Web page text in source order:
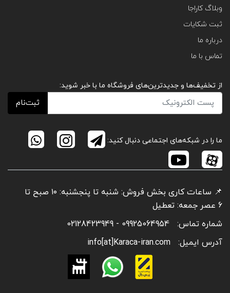
وبلاگ کاراجا
ثبت شکایات
درباره ما
تماس با ما
از تخفیف‌ها و جدیدترین‌های فروشگاه ما با خبر شوید:
ثبت‌نام
ما را در شبکه‌های اجتماعی دنبال کنید:
📌 ساعات کاری بخش فروش: شنبه تا پنجشنبه: ۱۰ صبح تا
6 عصر جمعه: تعطیل
شماره تماس:
09925064954 - 02128423949
آدرس ایمیل:
info[at]Karaca-iran.com